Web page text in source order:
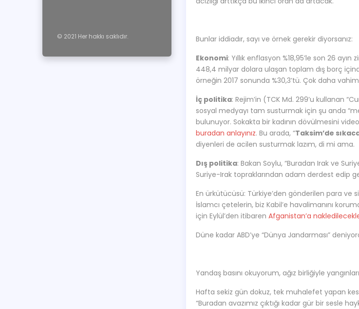
© 2021 Her hakkı saklıdır.
Bunlar iddiadır, sayı ve örnek gerekir diyorsanız:
Ekonomi: Yıllık enflasyon %18,95’le son 26
448,4 milyar dolara ulaşan toplam dış borç
örneğin 2017 sonunda %30,3’tü. Çok daha
İç politika: Rejim’in (TCK Md. 299’u kullanan
sosyal medyayı tam susturmak için şu anda
bulunuyor. Sokakta bir kadının dövülmesini
buradan anlayınız. Bu arada, “Taksim’de
diyenleri de acilen susturmak lazım, di mi ama.
Dış politika: Bakan Soylu, “Buradan Irak ve
Suriye-Irak topraklarından adam derdest edip
En ürkütücüsü: Türkiye’den gönderilen para ve
İslamcı çetelerin, biz Kabil’e havalimanını
için Eylül’den itibaren Afganistan’a
Düne kadar ABD’ye “Dünya Jandarması”
Yandaş basını okuyorum, ağız birliğiyle
Hafta sekiz gün dokuz, tek muhalefet yapan
“Buradan avazımız çıktığı kadar gür bir sesle